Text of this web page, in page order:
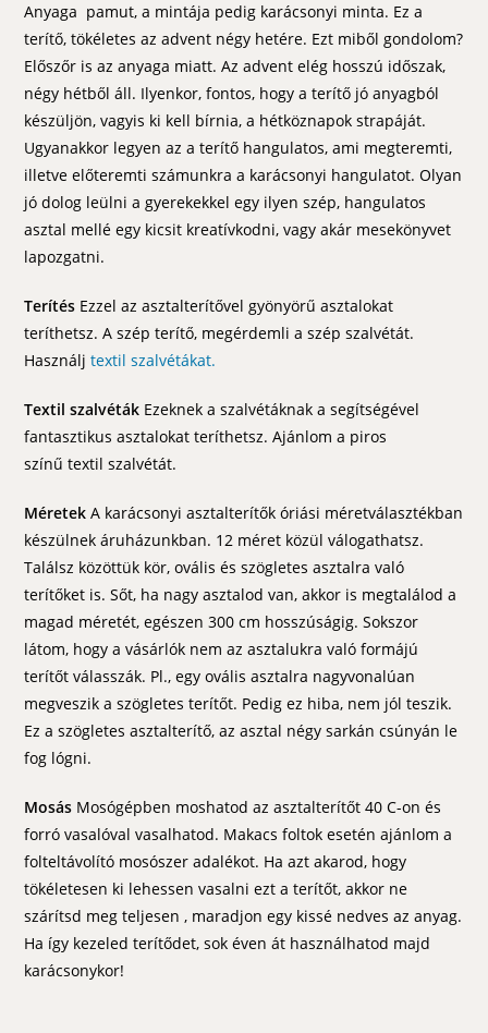
Anyaga pamut, a mintája pedig karácsonyi minta. Ez a
terítő, tökéletes az advent négy hetére. Ezt miből gondolom?
Előszőr is az anyaga miatt. Az advent elég hosszú időszak,
négy hétből áll. Ilyenkor, fontos, hogy a terítő jó anyagból
készüljön, vagyis ki kell bírnia, a hétköznapok strapáját.
Ugyanakkor legyen az a terítő hangulatos, ami megteremti,
illetve előteremti számunkra a karácsonyi hangulatot. Olyan
jó dolog leülni a gyerekekkel egy ilyen szép, hangulatos
asztal mellé egy kicsit kreatívkodni, vagy akár mesekönyvet
lapozgatni.
Terítés Ezzel az asztalterítővel gyönyörű asztalokat
teríthetsz. A szép terítő, megérdemli a szép szalvétát.
Használj textil szalvétákat.
Textil szalvéták Ezeknek a szalvétáknak a segítségével
fantasztikus asztalokat teríthetsz. Ajánlom a piros
színű textil szalvétát.
Méretek A karácsonyi asztalterítők óriási méretválasztékban
készülnek áruházunkban. 12 méret közül válogathatsz.
Találsz közöttük kör, ovális és szögletes asztalra való
terítőket is. Sőt, ha nagy asztalod van, akkor is megtalálod a
magad méretét, egészen 300 cm hosszúságig. Sokszor
látom, hogy a vásárlók nem az asztalukra való formájú
terítőt válasszák. Pl., egy ovális asztalra nagyvonalúan
megveszik a szögletes terítőt. Pedig ez hiba, nem jól teszik.
Ez a szögletes asztalterítő, az asztal négy sarkán csúnyán le
fog lógni.
Mosás Mosógépben moshatod az asztalterítőt 40 C-on és
forró vasalóval vasalhatod. Makacs foltok esetén ajánlom a
folteltávolító mosószer adalékot. Ha azt akarod, hogy
tökéletesen ki lehessen vasalni ezt a terítőt, akkor ne
szárítsd meg teljesen , maradjon egy kissé nedves az anyag.
Ha így kezeled terítődet, sok éven át használhatod majd
karácsonykor!